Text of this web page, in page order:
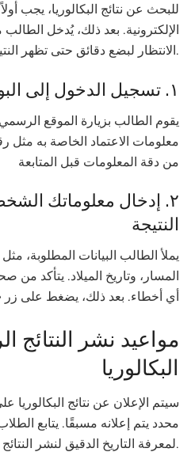
للبحث عن نتائج البكالوريا، يجب
الإلكترونية. بعد ذلك، يُدخل
الانتظار لبضع دقائق حتى تظهر النتيجة على الشاشة.
١. تسجيل الدخول إلى البوابة الإلكترونية
يقوم الطالب بزيارة الموقع
معلومات الاعتماد الخاصة به مثل
من دقة المعلومات قبل المتابعة
٢. إدخال معلوماتك
النتيجة
يملأ الطالب البيانات المطلوبة،
المسار، وتاريخ الميلاد. يتأكد من
أي أخطاء. بعد ذلك، يضغط على
مواعيد نشر النتائج
البكالوريا
سيتم الإعلان عن نتائج
محدد يتم إعلانه مسبقًا. يتابع
لمعرفة التاريخ الدقيق لنشر النتائج.